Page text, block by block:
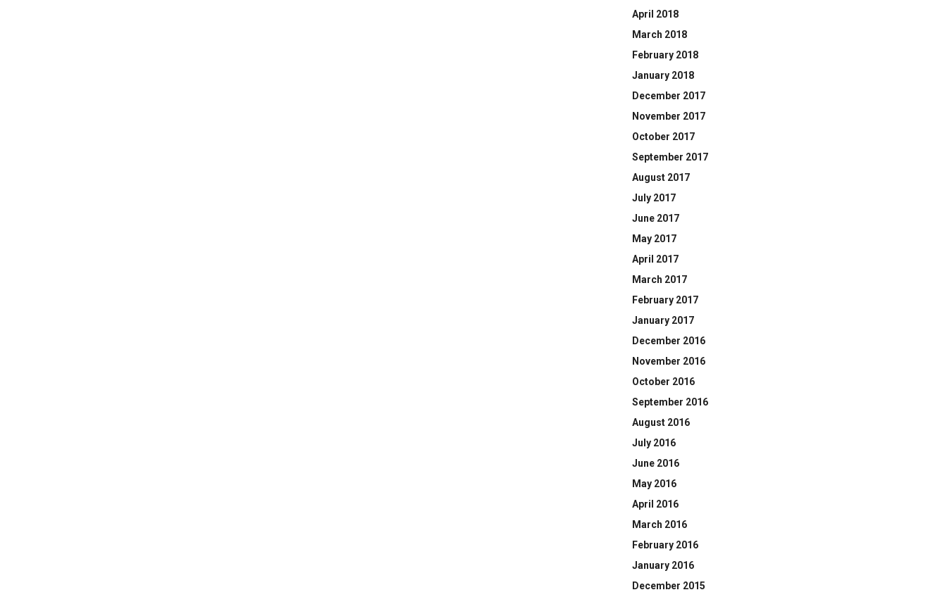
April 2018
March 2018
February 2018
January 2018
December 2017
November 2017
October 2017
September 2017
August 2017
July 2017
June 2017
May 2017
April 2017
March 2017
February 2017
January 2017
December 2016
November 2016
October 2016
September 2016
August 2016
July 2016
June 2016
May 2016
April 2016
March 2016
February 2016
January 2016
December 2015